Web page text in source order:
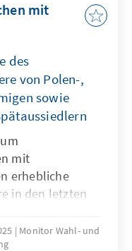
mit
des
von Polen-,
sowie
mit
erhebliche
in den letzten
Türkei-,
der
Monitor Wahl- und